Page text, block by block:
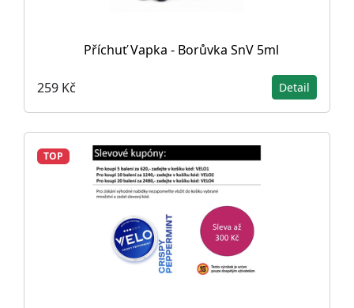
Příchuť Vapka - Borůvka SnV 5ml
259 Kč Detail
TOP